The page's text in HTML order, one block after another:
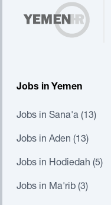
Jobs in Yemen
Jobs in Sana'a (13)
Jobs in Aden (13)
Jobs in Hodiedah (5)
Jobs in Ma'rib (3)